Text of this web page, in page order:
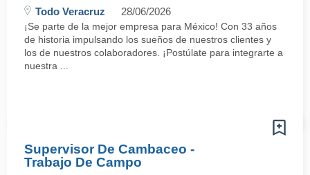
Todo Veracruz 28/06/2026
¡Se parte de la mejor empresa para México! Con 33 años
de historia impulsando los sueños de nuestros clientes y
los de nuestros colaboradores. ¡Postúlate para integrarte a
nuestra ...
Supervisor De Cambaceo -
Trabajo De Campo